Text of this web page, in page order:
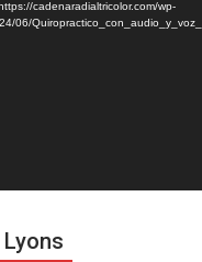
cadenaradialtricolor.com/wp-
06/